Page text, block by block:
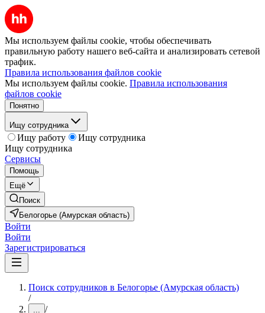
Мы используем файлы cookie, чтобы обеспечивать
правильную работу нашего веб-сайта и анализировать сетевой
трафик.
Правила использования файлов cookie
Мы используем файлы cookie. Правила использования
файлов cookie
Понятно
Ищу сотрудника
Ищу работу
Ищу сотрудника
Ищу сотрудника
Сервисы
Помощь
Ещё
Поиск
Белогорье (Амурская область)
Войти
Войти
Зарегистрироваться
Поиск сотрудников в Белогорье (Амурская область)
/
... /